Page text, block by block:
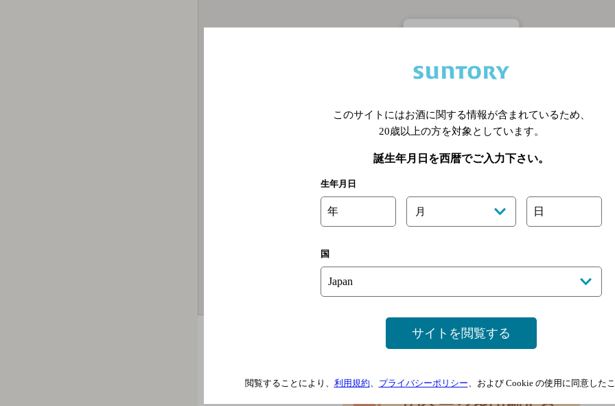
北海道札幌市中央区南七条西2丁目 豊水ビル1Ｆ
東豊線 豊水すすきの駅より徒歩5分
このサイトにはお酒に関する情報が含まれているため、
20歳以上の方を対象としています。
誕生年月日を西暦でご入力下さい。
生年月日
年 月 日
国
サイトを閲覧する
閲覧することにより、 利用規約 プライバシーポリシー 、および Cookie の使用に同意した